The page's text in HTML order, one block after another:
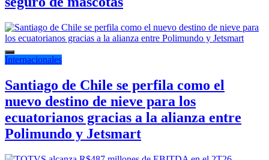
Internacionales
Santiago de Chile se perfila como el
nuevo destino de nieve para los
ecuatorianos gracias a la alianza entre
Polimundo y Jetsmart